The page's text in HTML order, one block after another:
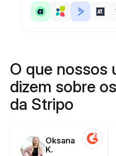
O que nossos
dizem sobre
da Stripo
Oksana
K.